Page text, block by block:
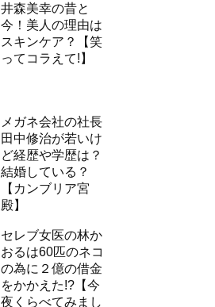
井森美幸の昔と
今！美人の理由は
スキンケア？【笑
ってコラえて!】
メガネ会社の社長
田中修治が若いけ
ど経歴や学歴は？
結婚している？
【カンブリア宮
殿】
セレブ女医の林か
おるは60匹のネコ
の為に２億の借金
をかかえた!?【今
夜くらべてみまし